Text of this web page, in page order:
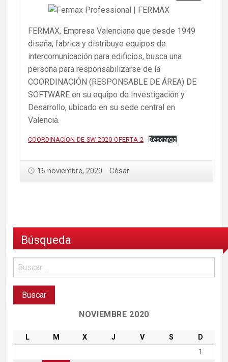
FERMAX, Empresa Valenciana que desde 1949
diseña, fabrica y distribuye equipos de
intercomunicación para edificios, busca una
persona para responsabilizarse de la
COORDINACIÓN (RESPONSABLE DE ÁREA) DE
SOFTWARE en su equipo de Investigación y
Desarrollo, ubicado en su sede central en
Valencia.
COORDINACION-DE-SW-2020-OFERTA-2 Descarga
16 noviembre, 2020 César
Búsqueda
NOVIEMBRE 2020
L M X J V S
D
1